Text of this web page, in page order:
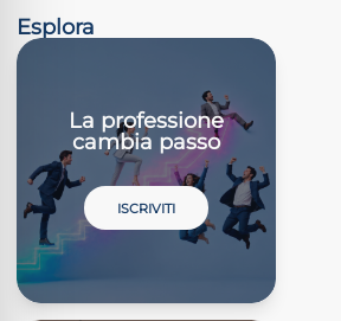
Esplora
La professione
cambia passo
ISCRIVITI